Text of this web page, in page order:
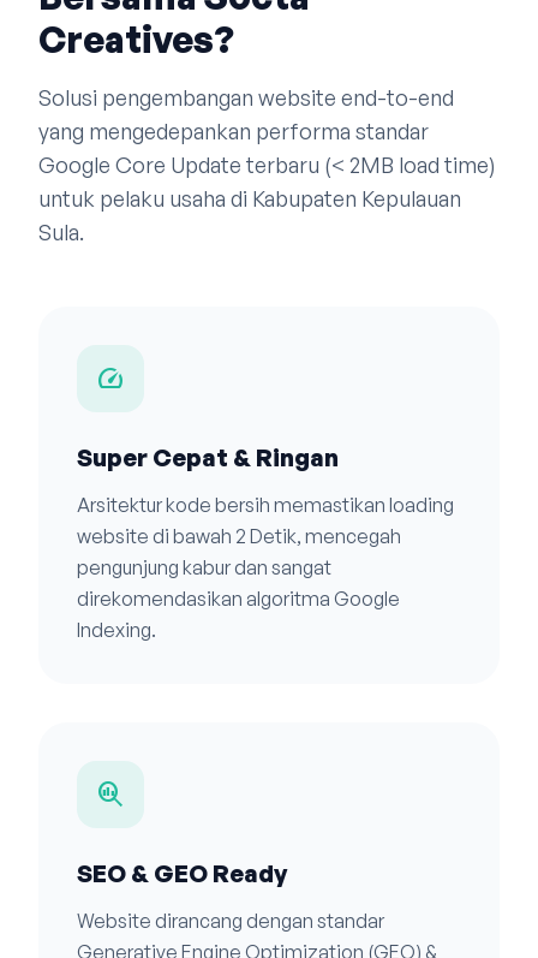
Creatives?
Solusi pengembangan website end-to-end
yang mengedepankan performa standar
Google Core Update terbaru (< 2MB load time)
untuk pelaku usaha di Kabupaten Kepulauan
Sula.
speed
Super Cepat & Ringan
Arsitektur kode bersih memastikan loading
website di bawah 2 Detik, mencegah
pengunjung kabur dan sangat
direkomendasikan algoritma Google
Indexing.
search_insights
SEO & GEO Ready
Website dirancang dengan standar
Generative Engine Optimization (GEO) &